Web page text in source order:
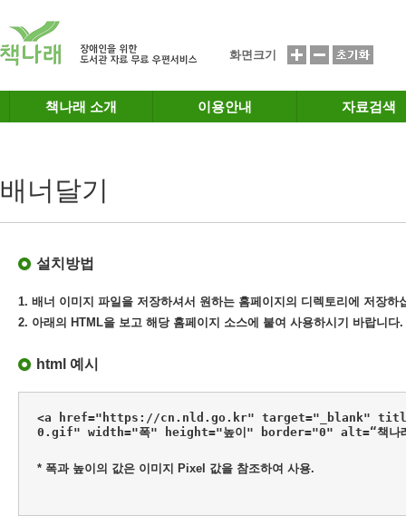
화면크기
책나래 소개 이용안내 자료검색
배너달기
설치방법
1. 배너 이미지 파일을 저장하셔서 원하는 홈페이지의 디렉토리에 저장하
2. 아래의 HTML을 보고 해당 홈페이지 소스에 붙여 사용하시기 바랍니다.
html 예시
<a href="https://cn.nld.go.kr" target="_blank"
0.gif" width="폭" height="높이" border="0" alt=“책나래
* 폭과 높이의 값은 이미지 Pixel 값을 참조하여 사용.